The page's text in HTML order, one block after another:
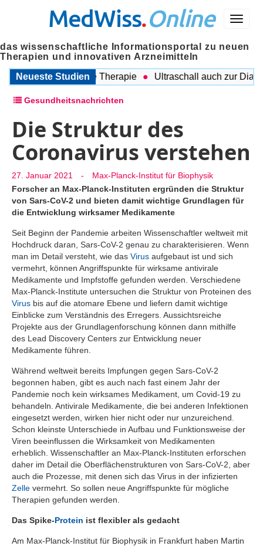
Menü
MedWiss.Online
das wissenschaftliche Informationsportal zu neuen
Therapien und innovativen Arzneimitteln
Neueste Studien
untergraben die Therapie Ultraschall auch zur
Gesundheitsnachrichten
Die Struktur des
Coronavirus verstehen
27. Januar 2021 -
Max-Planck-Institut für Biophysik
Forscher an Max-Planck-Instituten ergründen die Struktur
von Sars-CoV-2 und bieten damit wichtige Grundlagen für
die Entwicklung wirksamer Medikamente
Seit Beginn der Pandemie arbeiten Wissenschaftler weltweit mit
Hochdruck daran, Sars-CoV-2 genau zu charakterisieren. Wenn
man im Detail versteht, wie das Virus aufgebaut ist und sich
vermehrt, können Angriffspunkte für wirksame antivirale
Medikamente und Impfstoffe gefunden werden. Verschiedene
Max-Planck-Institute untersuchen die Struktur von Proteinen des
Virus bis auf die atomare Ebene und liefern damit wichtige
Einblicke zum Verständnis des Erregers. Aussichtsreiche
Projekte aus der Grundlagenforschung können dann mithilfe
des Lead Discovery Centers zur Entwicklung neuer
Medikamente führen.
Während weltweit bereits Impfungen gegen Sars-CoV-2
begonnen haben, gibt es auch nach fast einem Jahr der
Pandemie noch kein wirksames Medikament, um Covid-19 zu
behandeln. Antivirale Medikamente, die bei anderen Infektionen
eingesetzt werden, wirken hier nicht oder nur unzureichend.
Schon kleinste Unterschiede in Aufbau und Funktionsweise der
Viren beeinflussen die Wirksamkeit von Medikamenten
erheblich. Wissenschaftler an Max-Planck-Instituten erforschen
daher im Detail die Oberflächenstrukturen von Sars-CoV-2, aber
auch die Prozesse, mit denen sich das Virus in der infizierten
Zelle vermehrt. So sollen neue Angriffspunkte für mögliche
Therapien gefunden werden.
Das Spike-Protein ist flexibler als gedacht
Am Max-Planck-Institut für Biophysik in Frankfurt haben Martin